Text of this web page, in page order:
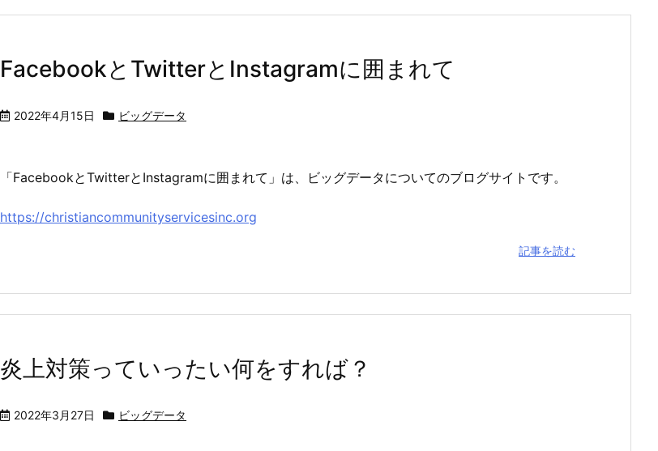
FacebookとTwitterとInstagramに囲まれて
2022年4月15日 ビッグデータ
「FacebookとTwitterとInstagramに囲まれて」は、ビッグデータについてのブログサイトです。
https://christiancommunityservicesinc.org
記事を読む
炎上対策っていったい何をすれば？
2022年3月27日 ビッグデータ